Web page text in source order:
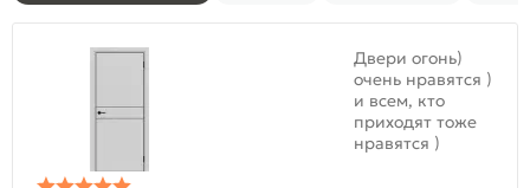
Двери огонь)
очень нравятся )
и всем, кто
приходят тоже
нравятся )